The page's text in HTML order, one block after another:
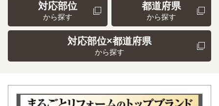
対応部位
から探す
都道府県
から探す
対応部位×都道府県
から探す